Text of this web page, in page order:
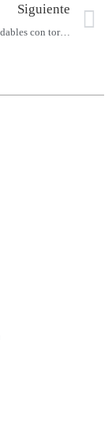
Siguiente
Croissants saludables con tortillas de arroz integral Mariapilera 🥐🌾